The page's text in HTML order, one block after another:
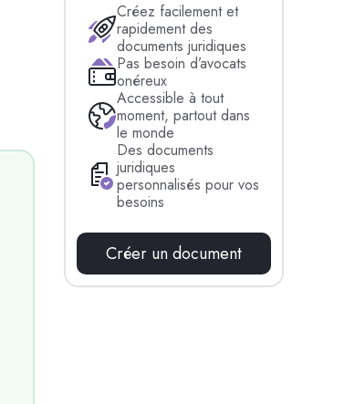
Créez facilement et
rapidement des
documents juridiques
Pas besoin d’avocats
onéreux
Accessible à tout
moment, partout dans
le monde
Des documents
juridiques
personnalisés pour vos
besoins
Créer un document